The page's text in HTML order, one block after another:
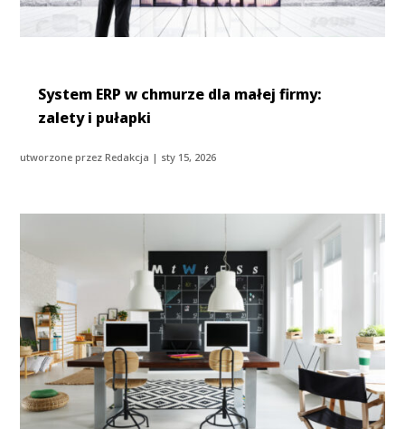
System ERP w chmurze dla małej firmy:
zalety i pułapki
utworzone przezRedakcja | sty 15, 2026